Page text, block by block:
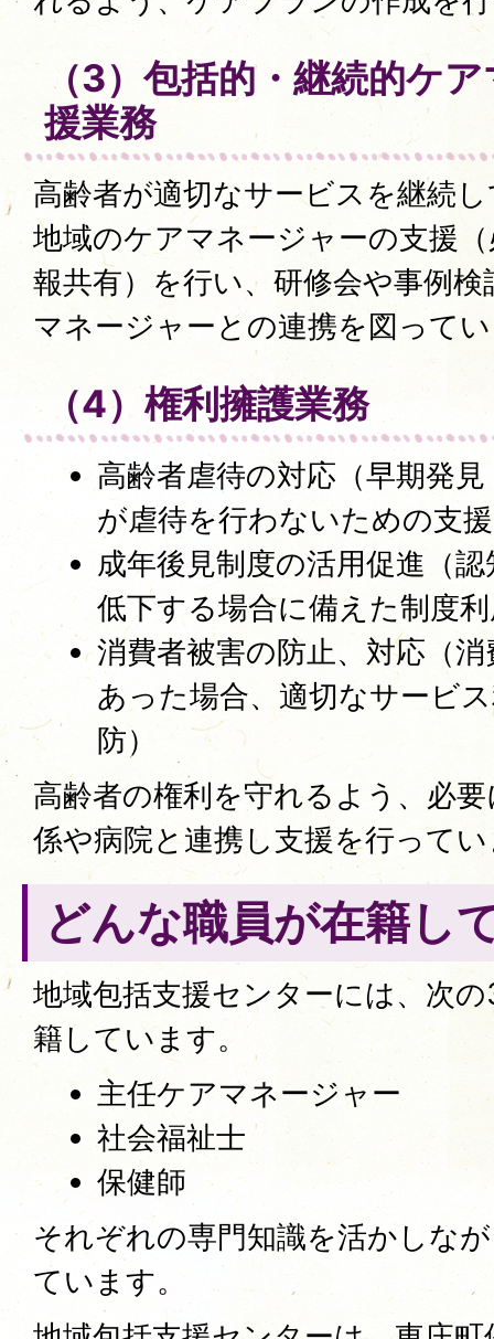
（3）包括的・継続的ケ
援業務
高齢者が適切なサービスを継続
地域のケアマネージャーの支援
報共有）を行い、研修会や事例
マネージャーとの連携を図って
（4）権利擁護業務
高齢者虐待の対応（早期発
が虐待を行わないための支
成年後見制度の活用促進（
低下する場合に備えた制度
消費者被害の防止、対応（
あった場合、適切なサービ
防）
高齢者の権利を守れるよう、必
係や病院と連携し支援を行って
どんな職員が在籍し
地域包括支援センターには、次
籍しています。
主任ケアマネージャー
社会福祉士
保健師
それぞれの専門知識を活かしな
ています。